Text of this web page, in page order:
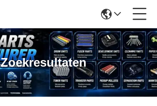
Zoekresultaten